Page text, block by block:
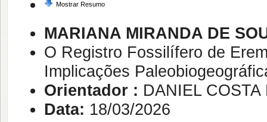
Mostrar Resumo
MARIANA MIRANDA DE
O Registro Fossilífero de
Implicações
Orientador : DANIEL
Data: 18/03/2026